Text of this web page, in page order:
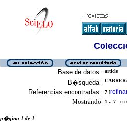
Base de datos : article
B�squeda :
Referencias encontradas : 7 [refinar
Mostrando: 1 .. 7 en
p�gina 1 de 1